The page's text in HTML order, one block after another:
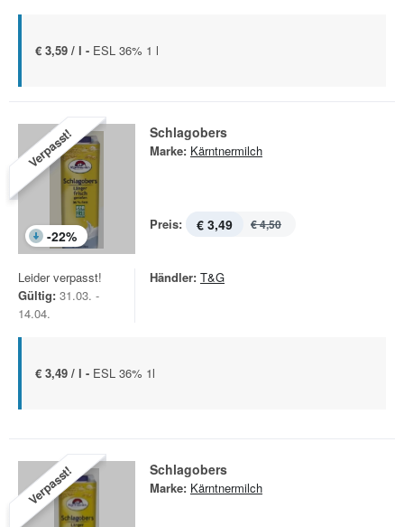
€ 3,59 / l - ESL 36% 1 l
Verpasst!
-22%
Schlagobers
Marke: Kärntnermilch
Preis: € 3,49 € 4,50
Leider verpasst!
Gültig: 31.03. -
14.04.
Händler: T&G
€ 3,49 / l - ESL 36% 1l
Verpasst! Schlagobers
Marke: Kärntnermilch